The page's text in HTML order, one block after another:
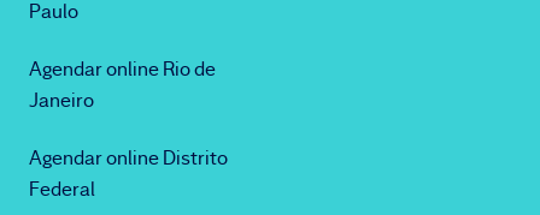
Paulo
Agendar online Rio de
Janeiro
Agendar online Distrito
Federal